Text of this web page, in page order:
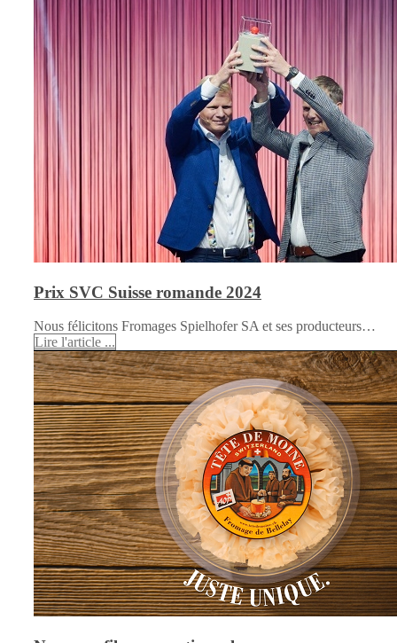
Prix SVC Suisse romande 2024
Nous félicitons Fromages Spielhofer SA et ses producteurs…
Lire l'article ...